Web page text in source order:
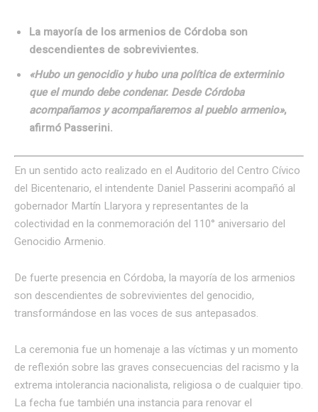
La mayoría de los armenios de Córdoba son
descendientes de sobrevivientes.
«Hubo un genocidio y hubo una política de exterminio
que el mundo debe condenar. Desde Córdoba
acompañamos y acompañaremos al pueblo armenio»,
afirmó Passerini.
En un sentido acto realizado en el Auditorio del Centro Cívico
del Bicentenario, el intendente Daniel Passerini acompañó al
gobernador Martín Llaryora y representantes de la
colectividad en la conmemoración del 110° aniversario del
Genocidio Armenio.
De fuerte presencia en Córdoba, la mayoría de los armenios
son descendientes de sobrevivientes del genocidio,
transformándose en las voces de sus antepasados.
La ceremonia fue un homenaje a las víctimas y un momento
de reflexión sobre las graves consecuencias del racismo y la
extrema intolerancia nacionalista, religiosa o de cualquier tipo.
La fecha fue también una instancia para renovar el